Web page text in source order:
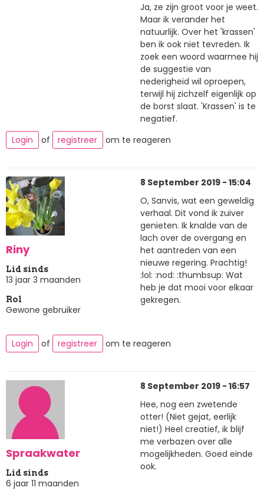
Ja, ze zijn groot voor je weet.
Maar ik verander het
natuurlijk. Over het 'krassen'
ben ik ook niet tevreden. Ik
zoek een woord waarmee hij
de suggestie van
nederigheid wil oproepen,
terwijl hij zichzelf eigenlijk op
de borst slaat. 'Krassen' is te
negatief.
Login
of registreer om te reageren
Riny
Lid sinds
13 jaar 3 maanden
Rol
Gewone gebruiker
8 September 2019 - 15:04
O, Sanvis, wat een geweldig
verhaal. Dit vond ik zuiver
genieten. Ik knalde van de
lach over de overgang en
het aantreden van een
nieuwe regering. Prachtig!
:lol: :nod: :thumbsup: Wat
heb je dat mooi voor elkaar
gekregen.
Login of registreer om te reageren
Spraakwater
Lid sinds
6 jaar 11 maanden
8 September 2019 - 16:57
Hee, nog een zwetende
otter! (Niet gejat, eerlijk
niet!) Heel creatief, ik blijf
me verbazen over alle
mogelijkheden. Goed einde
ook.